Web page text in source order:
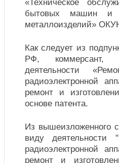
«Техническое
бытовых машин и
металлоизделий»
Как следует из
РФ, коммерсант,
деятельности
радиоэлектронной
ремонт и
основе патента.
Из вышеизложенного
виду деятельности
радиоэлектронной
ремонт и